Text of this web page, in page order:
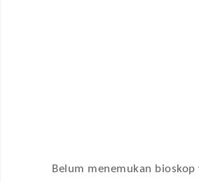
Belum menemukan bioskop